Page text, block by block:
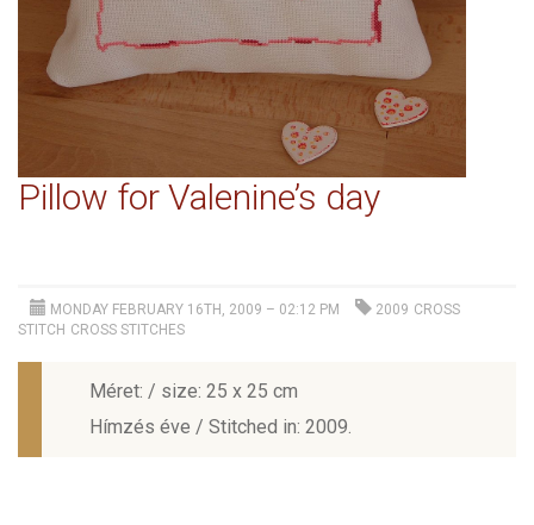
Pillow for Valenine’s day
MONDAY FEBRUARY 16TH, 2009 – 02:12 PM 2009 CROSS
STITCH CROSS STITCHES
Méret: / size: 25 x 25 cm
Hímzés éve / Stitched in: 2009.